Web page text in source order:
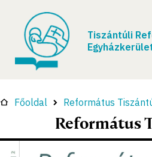
Tiszántúli
Főoldal Református
Református